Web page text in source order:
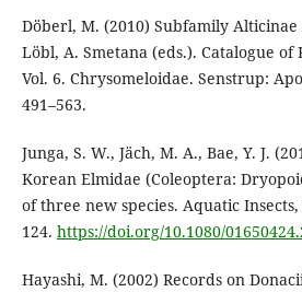
Döberl, M. (2010) Subfamily
Löbl, A. Smetana (eds.). Catalogue of
Vol. 6. Chrysomeloidae. Senstrup:
491–563.
Junga, S. W., Jäch, M. A., Bae, Y. J.
Korean Elmidae (Coleoptera:
of three new species. Aquatic
124. https://doi.org/10.1080/
Hayashi, M. (2002) Records on